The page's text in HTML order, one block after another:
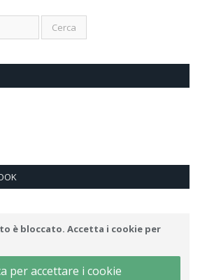
è bloccato. Accetta i cookie per
per accettare i cookie